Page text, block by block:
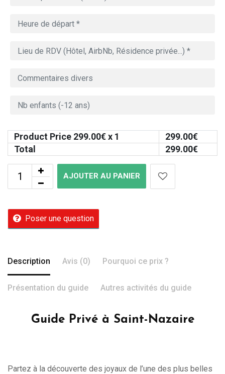
Product Price 299.00€ x 1 299.00€
Total
299.00€
AJOUTER AU PANIER
Poser une question
Description Avis (0) Pourquoi ce prix ?
Présentation du guide Autres activités du guide
Guide Privé à Saint-Nazaire
Partez à la découverte des joyaux de l’une des plus belles